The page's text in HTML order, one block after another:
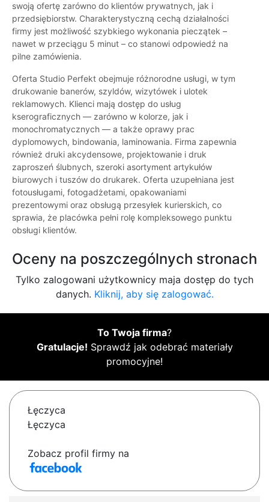
swoją ofertę zarówno do klientów prywatnych, jak i
przedsiębiorstw. Charakterystyczną cechą działalności
firmy jest możliwość szybkiego wykonania pieczątek –
nawet w przeciągu 5 minut – co stanowi odpowiedź na
pilne zamówienia.
Oferta Studio Perfekt obejmuje różnorodne usługi, w tym
drukowanie banerów, szyldów, wizytówek i ulotek
reklamowych. Klienci mają dostęp do usług
kserograficznych — zarówno w kolorze, jak i
monochromatycznych — a także oprawy prac
dyplomowych, bindowania, laminowania. Firma zapewnia
również druki akcydensowe, projektowanie i druk
zaproszeń ślubnych, szeroki asortyment artykułów
biurowych i tuszów do drukarek. Oferta uzupełniana jest
fotousługami, fotogadżetami, opakowaniami
prezentowymi oraz obsługą przesyłek kurierskich, co
sprawia, że placówka pełni rolę kompleksowego punktu
obsługi klientów.
Oceny na poszczególnych stronach
Tylko zalogowani użytkownicy maja dostęp do tych
danych. Kliknij, aby się zalogować.
To Twoja firma?
Gratulacje! Sprawdź jak odebrać materiały
promocyjne!
Łęczyca
Łęczyca
Zobacz profil firmy na